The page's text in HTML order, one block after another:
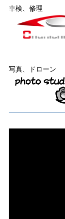
車検、修理
写真、ドローン